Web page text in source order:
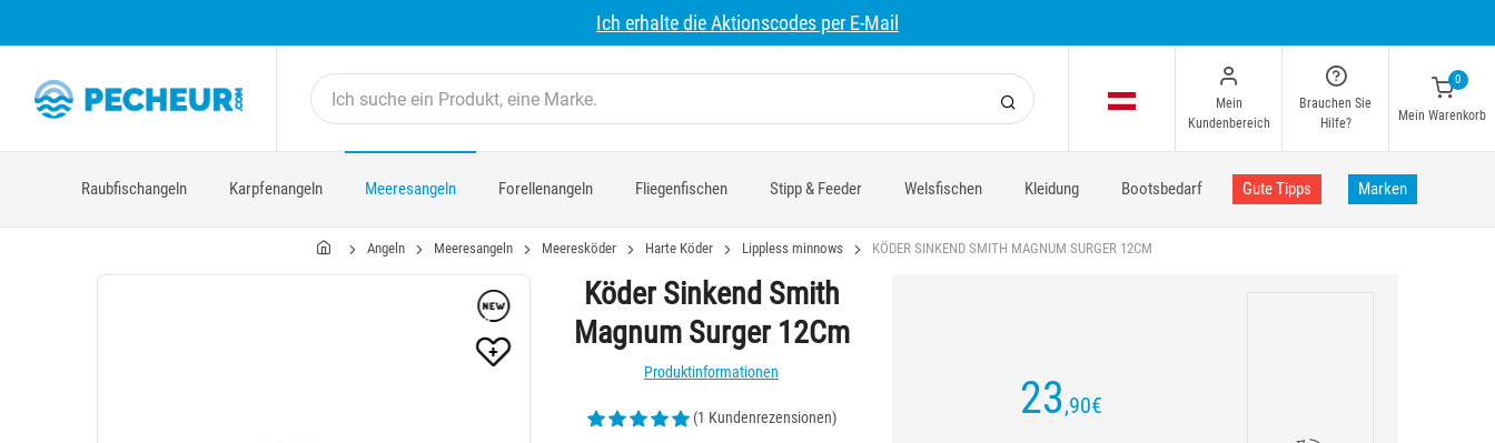
Ich erhalte die Aktionscodes per E-Mail
Mein
Kundenbereich
Brauchen Sie
Hilfe?
0
Mein Warenkorb
Raubfischangeln Karpfenangeln Meeresangeln Forellenangeln Fliegenfischen Stipp & Feeder Welsfischen Kleidung Bootsbedarf Gute Tipps Marken
Angeln Meeresangeln Meeresköder Harte Köder Lippless minnows KÖDER SINKEND SMITH MAGNUM SURGER 12CM
Köder Sinkend Smith
Magnum Surger 12Cm
Produktinformationen
(1 Kundenrezensionen) 23,90€